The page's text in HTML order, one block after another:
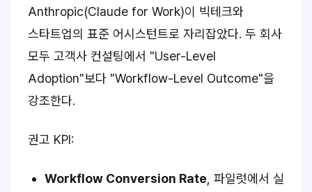
Anthropic(Claude for Work)이 빅테크와
스타트업의 표준 어시스턴트로 자리잡았다. 두 회사
모두 고객사 컨설팅에서 "User-Level
Adoption"보다 "Workflow-Level Outcome"을
강조한다.
권고 KPI:
Workflow Conversion Rate , 파일럿에서 실